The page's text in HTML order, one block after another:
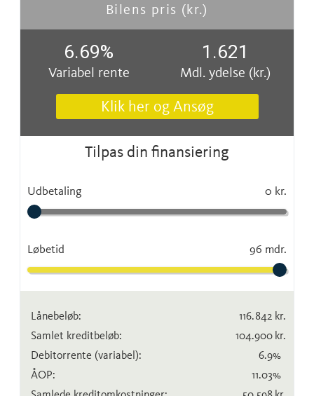
Bilens pris (kr.)
6.69%
Variabel rente
1.621
Mdl. ydelse (kr.)
Klik her og Ansøg
Tilpas din finansiering
Udbetaling 0 kr.
Løbetid 96 mdr.
Lånebeløb: 116.842 kr.
Samlet kreditbeløb:
104.900 kr.
Debitorrente (variabel): 6.9%
ÅOP:
11.03%